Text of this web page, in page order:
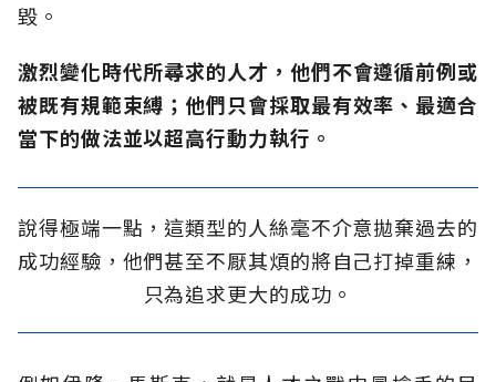
毀。
激烈變化時代所尋求的人才，他們不會遵循前例或
被既有規範束縛；他們只會採取最有效率、最適合
當下的做法並以超高行動力執行。
說得極端一點，這類型的人絲毫不介意拋棄過去的
成功經驗，他們甚至不厭其煩的將自己打掉重練，
只為追求更大的成功。